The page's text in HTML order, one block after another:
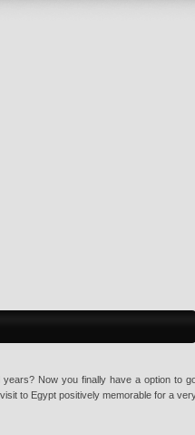
Now you finally have a option to
to Egypt positively memorable for a